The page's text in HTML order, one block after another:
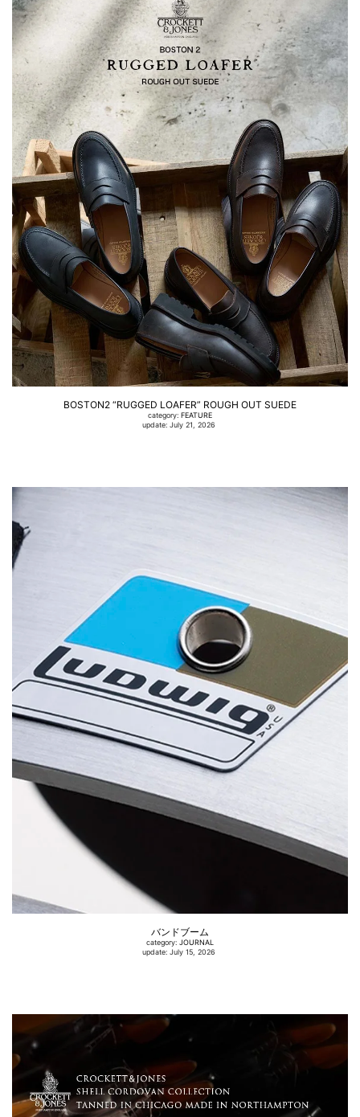
BOSTON2 “RUGGED LOAFER” ROUGH OUT SUEDE
category: FEATURE
update: July 21, 2026
バンドブーム
category: JOURNAL
update: July 15, 2026